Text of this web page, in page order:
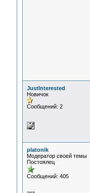
JustInterested
Новичок
Сообщений: 2
platonik
Модератор своей темы
Постоялец
Сообщений: 405